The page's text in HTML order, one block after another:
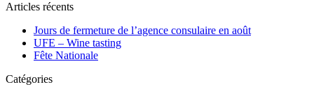
Articles récents
Jours de fermeture de l’agence consulaire en août
UFE – Wine tasting
Fête Nationale
Catégories